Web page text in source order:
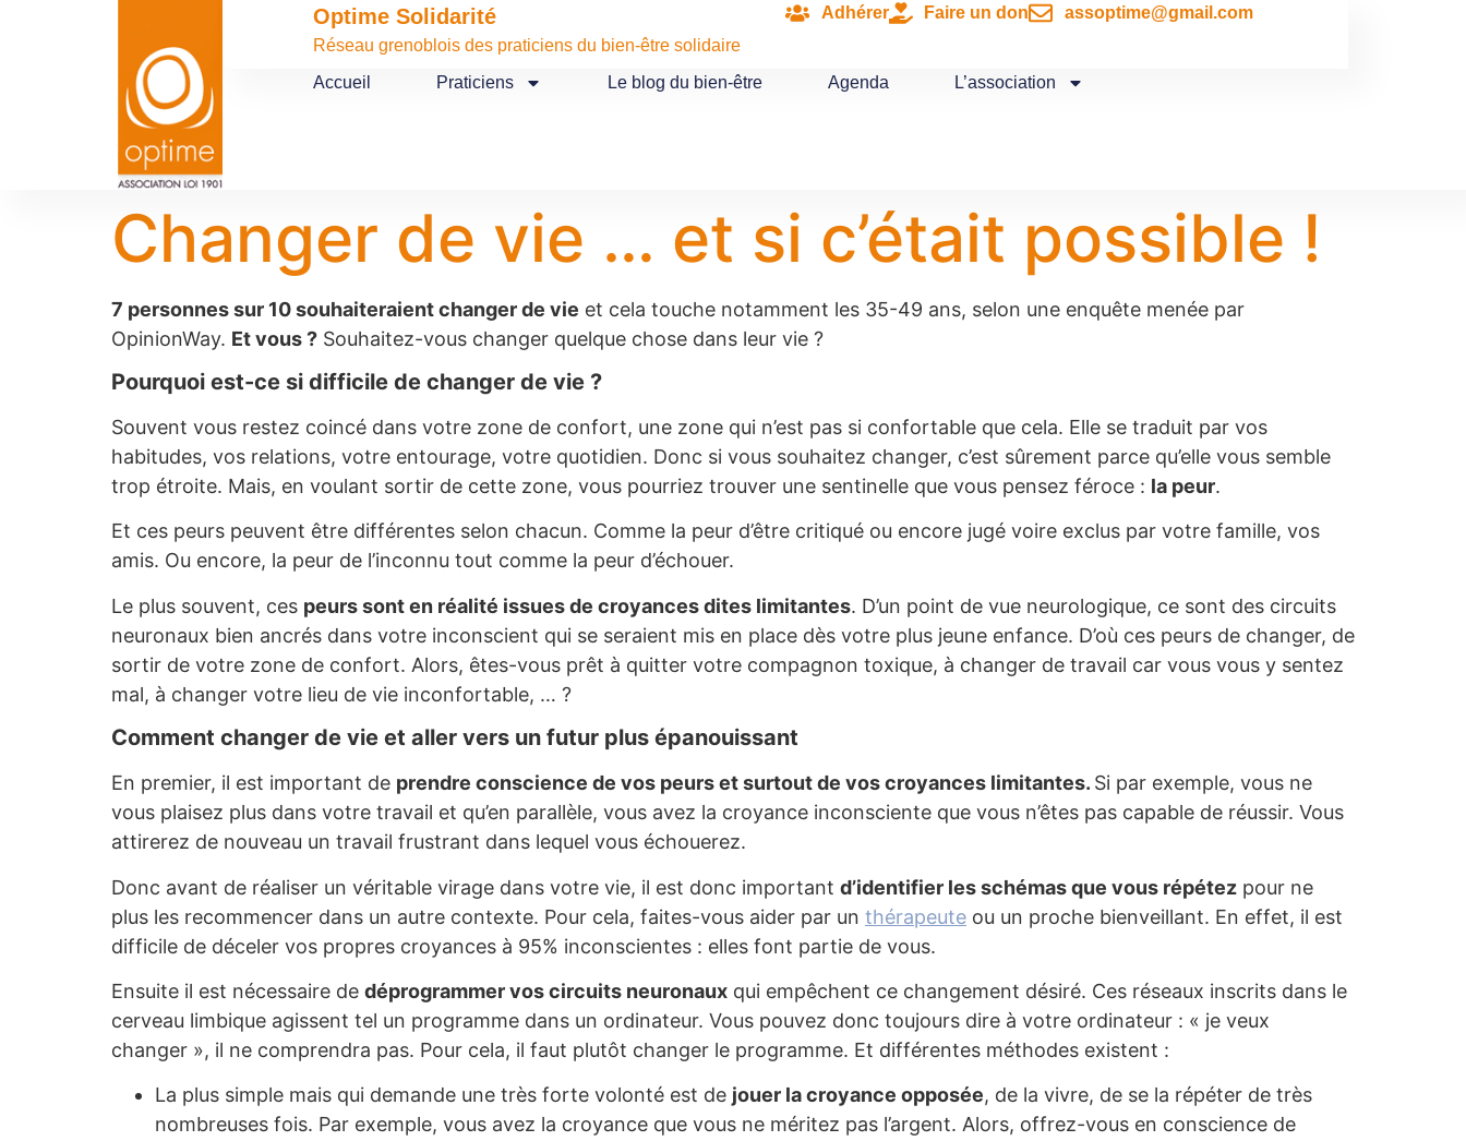
Optime Solidarité
Réseau grenoblois des praticiens du bien-être solidaire
Adhérer Faire un don assoptime@gmail.com
Accueil Praticiens Le blog du bien-être Agenda L’association
Changer de vie … et si c’était possible !
7 personnes sur 10 souhaiteraient changer de vie et cela touche notamment les 35-49 ans, selon une enquête menée par
OpinionWay. Et vous ? Souhaitez-vous changer quelque chose dans leur vie ?
Pourquoi est-ce si difficile de changer de vie ?
Souvent vous restez coincé dans votre zone de confort, une zone qui n’est pas si confortable que cela. Elle se traduit par vos
habitudes, vos relations, votre entourage, votre quotidien. Donc si vous souhaitez changer, c’est sûrement parce qu’elle vous semble
trop étroite. Mais, en voulant sortir de cette zone, vous pourriez trouver une sentinelle que vous pensez féroce : la peur.
Et ces peurs peuvent être différentes selon chacun. Comme la peur d’être critiqué ou encore jugé voire exclus par votre famille, vos
amis. Ou encore, la peur de l’inconnu tout comme la peur d’échouer.
Le plus souvent, ces peurs sont en réalité issues de croyances dites limitantes. D’un point de vue neurologique, ce sont des circuits
neuronaux bien ancrés dans votre inconscient qui se seraient mis en place dès votre plus jeune enfance. D’où ces peurs de changer, de
sortir de votre zone de confort. Alors, êtes-vous prêt à quitter votre compagnon toxique, à changer de travail car vous vous y sentez
mal, à changer votre lieu de vie inconfortable, … ?
Comment changer de vie et aller vers un futur plus épanouissant
En premier, il est important de prendre conscience de vos peurs et surtout de vos croyances limitantes. Si par exemple, vous ne
vous plaisez plus dans votre travail et qu’en parallèle, vous avez la croyance inconsciente que vous n’êtes pas capable de réussir. Vous
attirerez de nouveau un travail frustrant dans lequel vous échouerez.
Donc avant de réaliser un véritable virage dans votre vie, il est donc important d’identifier les schémas que vous répétez pour ne
plus les recommencer dans un autre contexte. Pour cela, faites-vous aider par un thérapeute ou un proche bienveillant. En effet, il est
difficile de déceler vos propres croyances à 95% inconscientes : elles font partie de vous.
Ensuite il est nécessaire de déprogrammer vos circuits neuronaux qui empêchent ce changement désiré. Ces réseaux inscrits dans le
cerveau limbique agissent tel un programme dans un ordinateur. Vous pouvez donc toujours dire à votre ordinateur : « je veux
changer », il ne comprendra pas. Pour cela, il faut plutôt changer le programme. Et différentes méthodes existent :
La plus simple mais qui demande une très forte volonté est de jouer la croyance opposée, de la vivre, de se la répéter de très
nombreuses fois. Par exemple, vous avez la croyance que vous ne méritez pas l’argent. Alors, offrez-vous en conscience de